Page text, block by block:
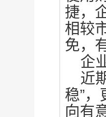
捷，
相较
免，
企
近
稳”
向有